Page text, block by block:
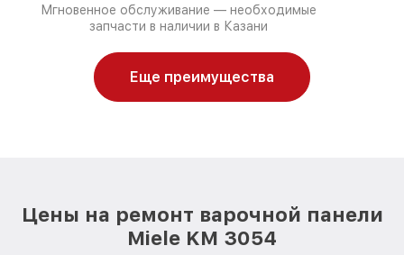
Мгновенное обслуживание — необходимые
запчасти в наличии в Казани
Еще преимущества
Цены на ремонт варочной панели
Miele KM 3054